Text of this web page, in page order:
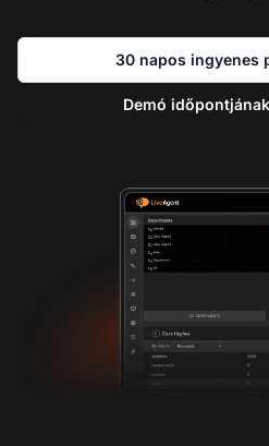
30 napos ingyenes
Demó